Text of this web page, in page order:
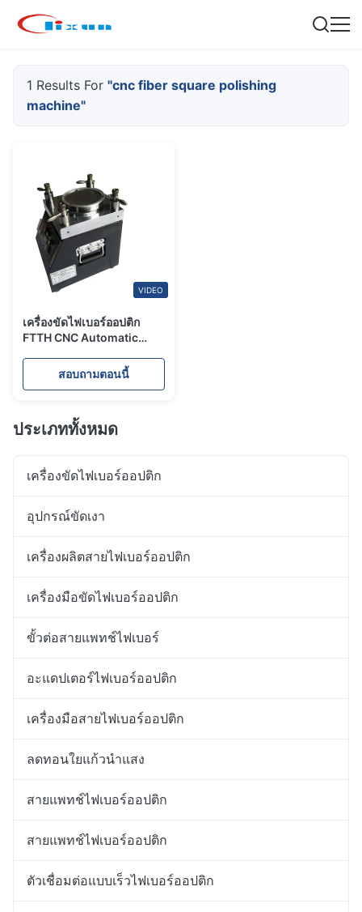
1 Results For "cnc fiber square polishing
machine"
VIDEO
เครื่องขัดไฟเบอร์ออปติก
FTTH CNC Automatic
Machineสอบถามตอนนี้
ประเภททั้งหมด
เครื่องขัดไฟเบอร์ออปติก
อุปกรณ์ขัดเงา
เครื่องผลิตสายไฟเบอร์ออปติก
เครื่องมือขัดไฟเบอร์ออปติก
ขั้วต่อสายแพทช์ไฟเบอร์
อะแดปเตอร์ไฟเบอร์ออปติก
เครื่องมือสายไฟเบอร์ออปติก
ลดทอนใยแก้วนำแสง
สายแพทช์ไฟเบอร์ออปติก
สายแพทช์ไฟเบอร์ออปติก
ตัวเชื่อมต่อแบบเร็วไฟเบอร์ออปติก